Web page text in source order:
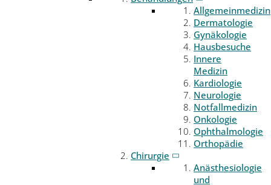
Allgemeinmedizin
Dermatologie
Gynäkologie
Hausbesuche
Innere
Medizin
Kardiologie
Neurologie
Notfallmedizin
Onkologie
Ophthalmologie
Orthopädie
Chirurgie
Anästhesiologie
und